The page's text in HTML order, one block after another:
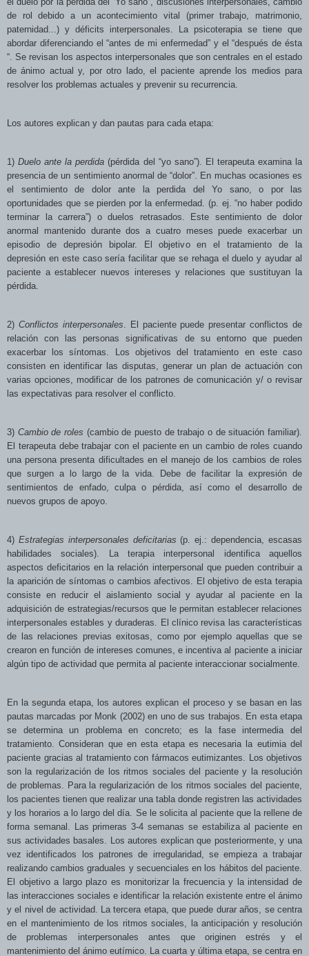
de rol debido a un acontecimiento vital (primer trabajo, matrimonio,
paternidad...) y déficits interpersonales.
La psicoterapia se tiene que
abordar diferenciando el “antes de mi enfermedad” y el “después de ésta
“. Se revisan los aspectos interpersonales que son centrales en el estado
de ánimo actual y, por otro lado, el paciente aprende los medios para
resolver los problemas actuales y prevenir su recurrencia.
Los autores explican y dan pautas para cada etapa:
1) Duelo ante la perdida (pérdida del “yo sano”). El terapeuta examina la
presencia de un sentimiento anormal de “dolor”. En muchas ocasiones es
el sentimiento de dolor ante la perdida del Yo sano, o por las
oportunidades que se pierden por la enfermedad. (p. ej. “no haber podido
terminar la carrera”) o duelos retrasados. Este sentimiento de dolor
anormal mantenido durante dos a cuatro meses puede exacerbar un
episodio de depresión bipolar. El objetivo en el tratamiento de la
depresión en este caso sería facilitar que se rehaga el duelo y ayudar al
paciente a establecer nuevos intereses y relaciones que sustituyan la
pérdida.
2) Conflictos interpersonales. El paciente puede presentar conflictos de
relación con las personas significativas de su entorno que pueden
exacerbar los síntomas. Los objetivos del tratamiento en este caso
consisten en identificar las disputas, generar un plan de actuación con
varias opciones, modificar de los patrones de comunicación y/ o revisar
las expectativas para resolver el conflicto.
3) Cambio de roles (cambio de puesto de trabajo o de situación familiar).
El terapeuta debe trabajar con el paciente en un cambio de roles cuando
una persona presenta dificultades en el manejo de los cambios de roles
que surgen a lo largo de la vida. Debe de facilitar la expresión de
sentimientos de enfado, culpa o pérdida, así como el desarrollo de
nuevos grupos de apoyo.
4) Estrategias interpersonales deficitarias (p. ej.: dependencia, escasas
habilidades sociales). La terapia interpersonal identifica aquellos
aspectos deficitarios en la relación interpersonal que pueden contribuir a
la aparición de síntomas o cambios afectivos. El objetivo de esta terapia
consiste en reducir el aislamiento social y ayudar al paciente en la
adquisición de estrategias/recursos que le permitan establecer relaciones
interpersonales estables y duraderas. El clínico revisa las características
de las relaciones previas exitosas, como por ejemplo aquellas que se
crearon en función de intereses comunes, e incentiva al paciente a iniciar
algún tipo de actividad que permita al paciente interaccionar socialmente.
En la segunda etapa, los autores explican el proceso y se basan en las
pautas marcadas por Monk (2002) en uno de sus trabajos. En esta etapa
se determina un problema en concreto; es la fase intermedia del
tratamiento. Consideran que en esta etapa es necesaria la eutimia del
paciente gracias al tratamiento con fármacos eutimizantes. Los objetivos
son la regularización de los ritmos sociales del paciente y la resolución
de problemas. Para la regularización de los ritmos sociales del paciente,
los pacientes tienen que realizar una tabla donde registren las actividades
y los horarios a lo largo del día. Se le solicita al paciente que la rellene de
forma semanal. Las primeras 3-4 semanas se estabiliza al paciente en
sus actividades basales. Los autores explican que posteriormente, y una
vez identificados los patrones de irregularidad, se empieza a trabajar
realizando cambios graduales y secuenciales en los hábitos del paciente.
El objetivo a largo plazo es monitorizar la frecuencia y la intensidad de
las interacciones sociales e identificar la relación existente entre el ánimo
y el nivel de actividad. La tercera etapa, que puede durar años, se centra
en el mantenimiento de los ritmos sociales, la anticipación y resolución
de problemas interpersonales antes que originen estrés y el
mantenimiento del ánimo eutímico. La cuarta y última etapa, se centra en